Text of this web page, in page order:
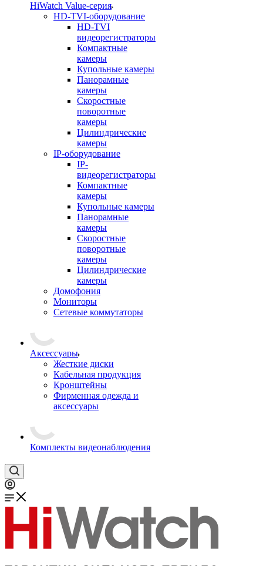
HiWatch Value-серия
HD-TVI-оборудование
HD-TVI
видеорегистраторы
Компактные
камеры
Купольные камеры
Панорамные
камеры
Скоростные
поворотные
камеры
Цилиндрические
камеры
IP-оборудование
IP-
видеорегистраторы
Компактные
камеры
Купольные камеры
Панорамные
камеры
Скоростные
поворотные
камеры
Цилиндрические
камеры
Домофония
Мониторы
Сетевые коммутаторы
Аксессуары
Жесткие диски
Кабельная продукция
Кронштейны
Фирменная одежда и
аксессуары
Комплекты видеонаблюдения